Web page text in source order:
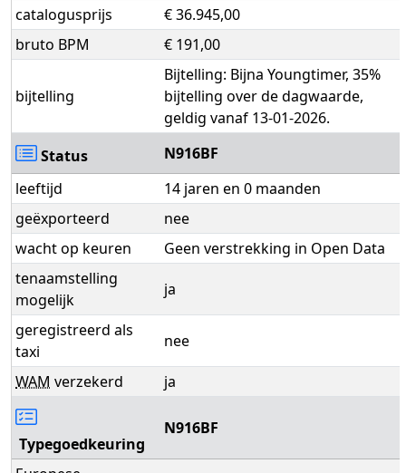
catalogusprijs
€ 36.945,00
bruto BPM
€ 191,00
bijtelling
Bijtelling: Bijna Youngtimer, 35%
bijtelling over de dagwaarde,
geldig vanaf 13-01-2026.
Status
N916BF
leeftijd
14 jaren en 0 maanden
geëxporteerd
nee
wacht op keuren
Geen verstrekking in Open Data
tenaamstelling
mogelijk
ja
geregistreerd als
taxi
nee
WAM verzekerd ja
Typegoedkeuring
N916BF